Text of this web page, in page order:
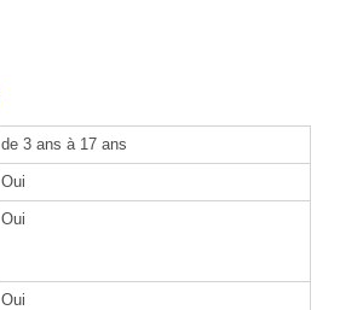
de 3 ans à 17 ans
Oui
Oui
Oui